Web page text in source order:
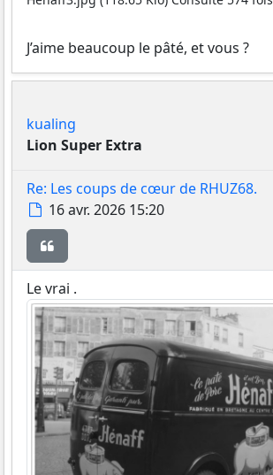
J’aime beaucoup le pâté, et vous ?
kualing
Lion Super Extra
Re: Les coups de cœur de RHUZ68.
Message
16 avr. 2026 15:20
Le vrai .